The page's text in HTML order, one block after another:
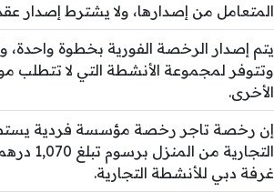
المتعامل من إصدارها، ولا يشترط إصدار
وتتوفر لمجموعة الأنشطة التي لا تتطلب
الأخرى.
إن رخصة تاجر رخصة مؤسسة فردية
غرفة دبي للأنشطة التجارية.